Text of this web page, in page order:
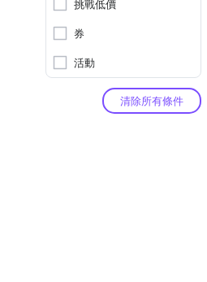
挑戰低價
券
活動
清除所有條件